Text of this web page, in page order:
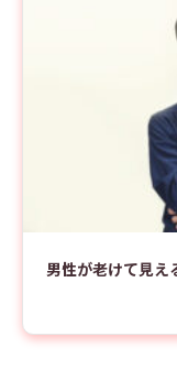
男性が老けて見え